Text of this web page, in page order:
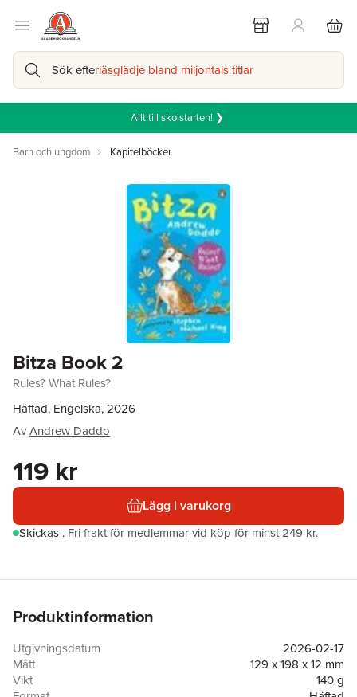
Sök efterläsglädje bland miljontals titlar
Allt till skolstarten! ❯
Barn och ungdom Kapitelböcker
Bitza Book 2
Rules? What Rules?
Häftad, Engelska, 2026
AvAndrew Daddo
119 kr
Lägg i varukorg
Skickas . Fri frakt för medlemmar vid köp för minst 249 kr.
Produktinformation
Utgivningsdatum
2026-02-17
Mått
129 x 198 x 12 mm
Vikt
140 g